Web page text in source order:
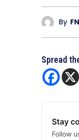
By
Spread
Stay
Follow